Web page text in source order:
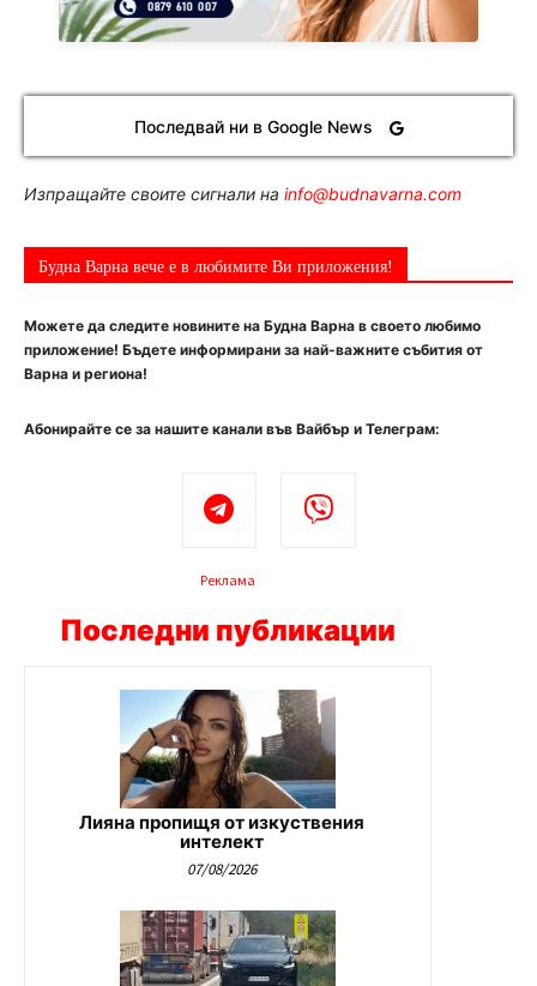
Последвай ни в Google News
Изпращайте своите сигнали на info@budnavarna.com
Будна Варна вече е в любимите Ви приложения!
Можете да следите новините на Будна Варна в своето любимо
приложение! Бъдете информирани за най-важните събития от
Варна и региона!
Абонирайте се за нашите канали във Вайбър и Телеграм:
Реклама
Последни публикации
Лияна пропищя от изкуствения
интелект
07/08/2026